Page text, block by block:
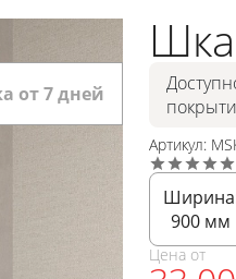
от 7 дней
Артикул:
900 мм
Цена от